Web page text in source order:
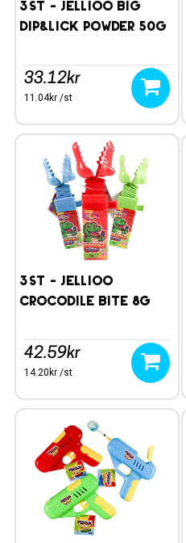
3st - Jellioo Big
Dip&Lick Powder 50g
33.12kr
11.04kr /st
3st - Jellioo
Crocodile Bite 8g
42.59kr
14.20kr /st